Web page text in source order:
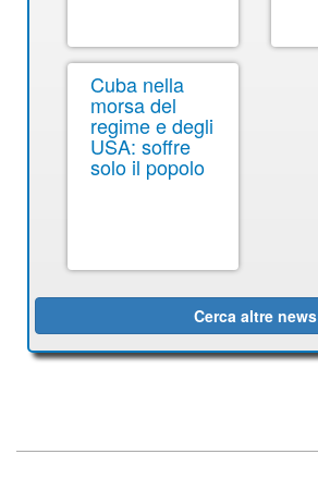
Cuba nella
morsa del
regime e degli
USA: soffre
solo il popolo
Cerca altre news